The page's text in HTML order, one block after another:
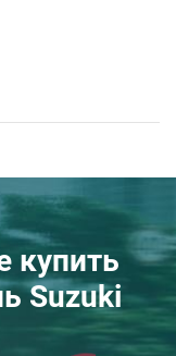
купить
Suzuki